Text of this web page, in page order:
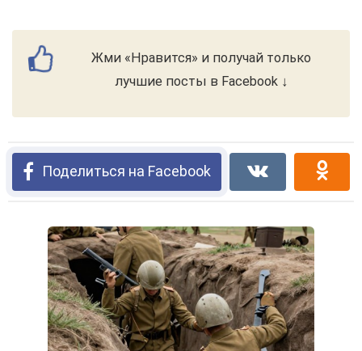
Жми «Нравится» и получай только
лучшие посты в Facebook ↓
Поделиться на Facebook